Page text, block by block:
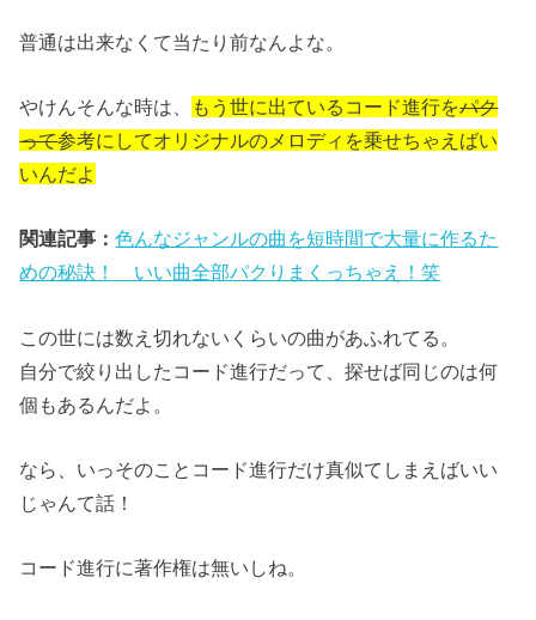
普通は出来なくて当たり前なんよな。
やけんそんな時は、 もう世に出ているコード進行をパク
って参考にしてオリジナルのメロディを乗せちゃえばい
いんだよ
関連記事：色んなジャンルの曲を短時間で大量に作るた
めの秘訣！ いい曲全部パクりまくっちゃえ！笑
この世には数え切れないくらいの曲があふれてる。
自分で絞り出したコード進行だって、探せば同じのは何
個もあるんだよ。
なら、いっそのことコード進行だけ真似てしまえばいい
じゃんて話！
コード進行に著作権は無いしね。